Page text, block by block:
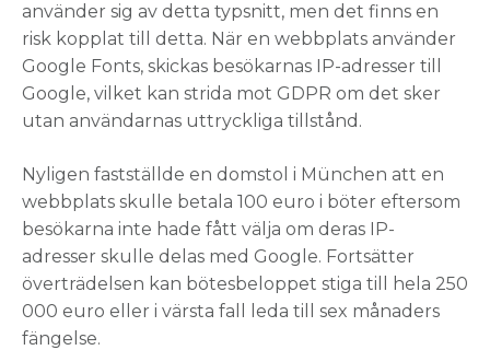
använder sig av detta typsnitt, men det finns en
risk kopplat till detta. När en webbplats använder
Google Fonts, skickas besökarnas IP-adresser till
Google, vilket kan strida mot GDPR om det sker
utan användarnas uttryckliga tillstånd.
Nyligen fastställde en domstol i München att en
webbplats skulle betala 100 euro i böter eftersom
besökarna inte hade fått välja om deras IP-
adresser skulle delas med Google. Fortsätter
överträdelsen kan bötesbeloppet stiga till hela 250
000 euro eller i värsta fall leda till sex månaders
fängelse.